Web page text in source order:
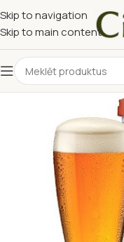
Skip to navigation
Skip to main content